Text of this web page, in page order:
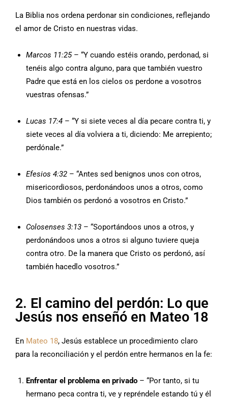
La Biblia nos ordena perdonar sin condiciones, reflejando
el amor de Cristo en nuestras vidas.
Marcos 11:25– “Y cuando estéis orando, perdonad, si
tenéis algo contra alguno, para que también vuestro
Padre que está en los cielos os perdone a vosotros
vuestras ofensas.”
Lucas 17:4 – “Y si siete veces al día pecare contra ti, y
siete veces al día volviera a ti, diciendo: Me arrepiento;
perdónale.”
Efesios 4:32 – “Antes sed benignos unos con otros,
misericordiosos, perdonándoos unos a otros, como
Dios también os perdonó a vosotros en Cristo.”
Colosenses 3:13 – “Soportándoos unos a otros, y
perdonándoos unos a otros si alguno tuviere queja
contra otro. De la manera que Cristo os perdonó, así
también hacedlo vosotros.”
2. El camino del perdón: Lo que
Jesús nos enseñó en Mateo 18
En Mateo 18, Jesús establece un procedimiento claro
para la reconciliación y el perdón entre hermanos en la fe:
Enfrentar el problema en privado – “Por tanto, si tu
hermano peca contra ti, ve y repréndele estando tú y él